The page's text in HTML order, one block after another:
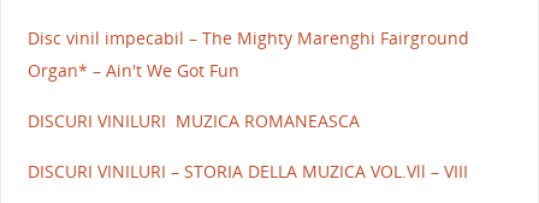
Disc vinil impecabil – The Mighty Marenghi Fairground
Organ* – Ain't We Got Fun
DISCURI VINILURI MUZICA ROMANEASCA
DISCURI VINILURI – STORIA DELLA MUZICA VOL.Vll – VIII